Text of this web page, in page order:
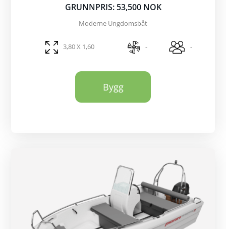
GRUNNPRIS: 53,500 NOK
Moderne Ungdomsbåt
3,80 X 1,60 - -
Bygg